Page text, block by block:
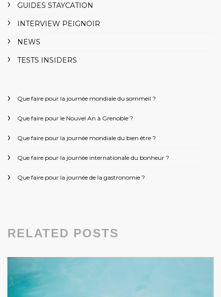
GUIDES STAYCATION
INTERVIEW PEIGNOIR
NEWS
TESTS INSIDERS
Que faire pour la journée mondiale du sommeil ?
Que faire pour le Nouvel An à Grenoble ?
Que faire pour la journée mondiale du bien être ?
Que faire pour la journée internationale du bonheur ?
Que faire pour la journée de la gastronomie ?
RELATED POSTS